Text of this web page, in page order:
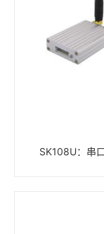
SK108U：串